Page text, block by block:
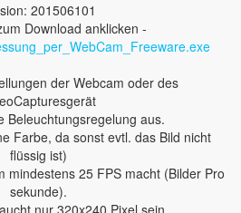
201506101
Download anklicken -
der Webcam oder des
Beleuchtungsregelung aus.
Farbe, da sonst evtl. das Bild nicht
flüssig ist)
mindestens 25 FPS macht (Bilder Pro
sekunde).